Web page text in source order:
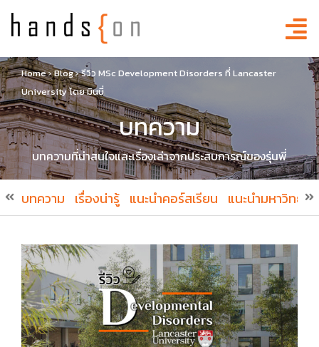
Home›Blog›รีวิว MSc Development Disorders ที่ Lancaster
University โดย มินนี่
บทความ
บทความที่น่าสนใจและเรื่องเล่าจากประสบการณ์ของรุ่นพี่
บทความ เรื่องน่ารู้ แนะนำคอร์สเรียน แนะนำมหาวิทยา